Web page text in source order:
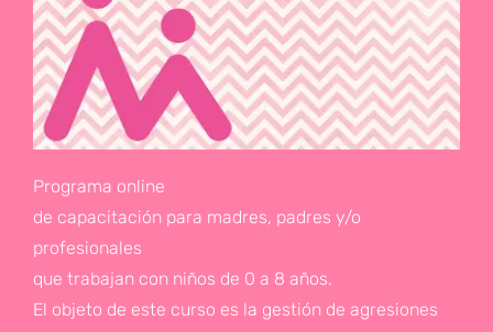
Programa online
de capacitación para madres, padres y/o
profesionales
que trabajan con niños de 0 a 8 años.
El objeto de este curso es la gestión de agresiones